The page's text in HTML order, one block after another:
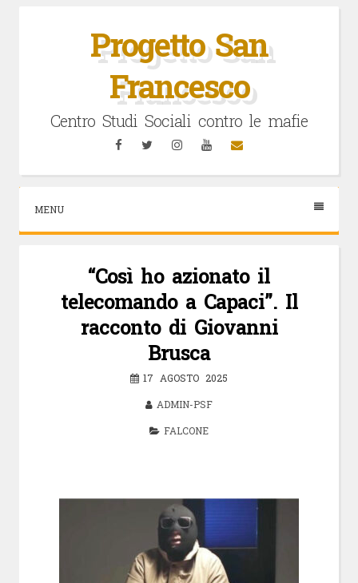
Progetto San
Francesco
Centro Studi Sociali contro le mafie
FacebookTwitterInstagramYouTubeEmail
MENU
“Così ho azionato il
telecomando a Capaci”. Il
racconto di Giovanni
Brusca
17 AGOSTO 2025
ADMIN-PSF
FALCONE